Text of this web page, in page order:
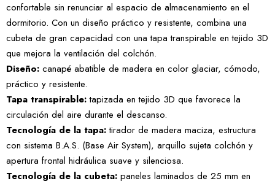
confortable sin renunciar al espacio de almacenamiento en el
dormitorio. Con un diseño práctico y resistente, combina una
cubeta de gran capacidad con una tapa transpirable en tejido 3D
que mejora la ventilación del colchón.
Diseño: canapé abatible de madera en color glaciar, cómodo,
práctico y resistente.
Tapa transpirable:tapizada en tejido 3D que favorece la
circulación del aire durante el descanso.
Tecnología de la tapa:tirador de madera maciza, estructura
con sistema B.A.S. (Base Air System), arquillo sujeta colchón y
apertura frontal hidráulica suave y silenciosa.
Tecnología de la cubeta: paneles laminados de 25 mm en